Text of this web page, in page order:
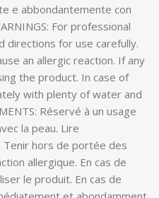
e abbondantemente con
For professional
directions for use carefully.
an allergic reaction. If any
the product. In case of
with plenty of water and
Réservé à un usage
la peau. Lire
Tenir hors de portée des
allergique. En cas de
le produit. En cas de